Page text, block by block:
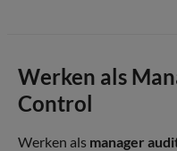
Werken als
Control
Werken als manager